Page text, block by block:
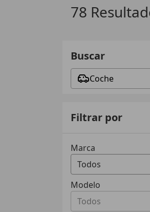
78
Buscar
Coche
Filtrar por
Marca
Modelo